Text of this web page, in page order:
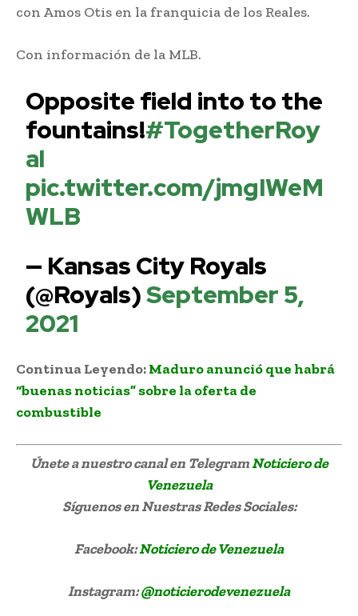
con Amos Otis en la franquicia de los Reales.
Con información de la MLB.
Opposite field into to the
fountains!#TogetherRoy
al
pic.twitter.com/jmgIWeM
WLB
— Kansas City Royals
(@Royals)September 5,
2021
Continua Leyendo:Maduro anunció que habrá
“buenas noticias” sobre la oferta de
combustible
Únete a nuestro canal en TelegramNoticiero de
Venezuela
Síguenosen Nuestras Redes Sociales:
Facebook:Noticiero de Venezuela
Instagram:@noticierodevenezuela